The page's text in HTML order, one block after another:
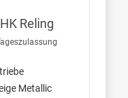
Reling
Metallic